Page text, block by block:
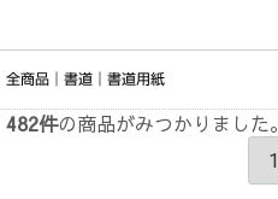
全商品 書道 書道用紙
482件の商品がみつかりました。